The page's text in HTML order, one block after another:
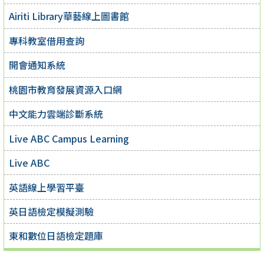
Airiti Library華藝線上圖書館
專科教室借用查詢
開會通知系統
桃園市教育發展資源入口網
中文能力雲端診斷系統
Live ABC Campus Learning
Live ABC
英語線上學習平臺
英日語檢定模擬測驗
東和數位日語檢定題庫